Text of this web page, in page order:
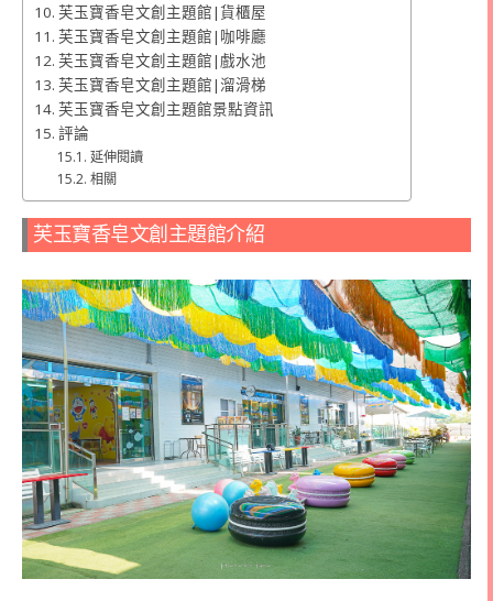
芙玉寶香皂文創主題館|貨櫃屋
芙玉寶香皂文創主題館|咖啡廳
芙玉寶香皂文創主題館|戲水池
芙玉寶香皂文創主題館|溜滑梯
芙玉寶香皂文創主題館景點資訊
評論
延伸閱讀
相關
芙玉寶香皂文創主題館介紹